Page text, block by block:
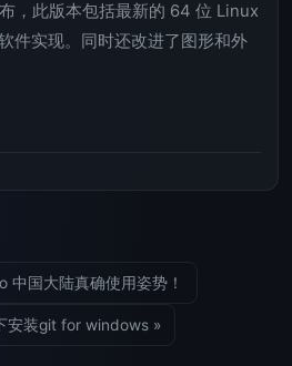
，此版本包括最新的 64 位 Linux
件实现。同时还改进了图形和外
中国大陆真确使用姿势！
安装git for windows »